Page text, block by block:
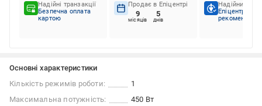
Надійні транзакції
Безпечна оплата
картою
Продає в Епіцентрі
9
місяців
5
днів
Надійний
Епіцентр
рекомендує
Основні характеристики
Кількість режимів роботи:
1
Максимальна потужність:
450 Вт